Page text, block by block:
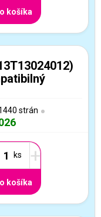
košíka
strán
+
košíka